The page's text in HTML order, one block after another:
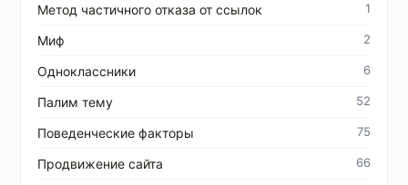
Метод частичного отказа от ссылок 1
Миф 2
Одноклассники 6
Палим тему 52
Поведенческие факторы 75
Продвижение сайта 66